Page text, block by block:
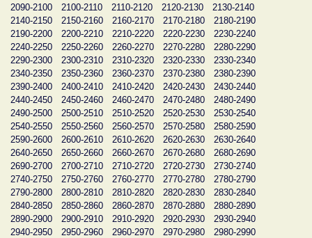
2090-2100
2100-2110 2110-2120 2120-2130
2130-2140
2140-2150
2150-2160 2160-2170 2170-2180
2180-2190
2190-2200
2200-2210 2210-2220 2220-2230
2230-2240
2240-2250
2250-2260 2260-2270 2270-2280
2280-2290
2290-2300
2300-2310 2310-2320 2320-2330
2330-2340
2340-2350
2350-2360 2360-2370 2370-2380
2380-2390
2390-2400
2400-2410 2410-2420 2420-2430
2430-2440
2440-2450
2450-2460 2460-2470 2470-2480
2480-2490
2490-2500
2500-2510 2510-2520 2520-2530
2530-2540
2540-2550
2550-2560 2560-2570 2570-2580
2580-2590
2590-2600
2600-2610 2610-2620 2620-2630
2630-2640
2640-2650
2650-2660 2660-2670 2670-2680
2680-2690
2690-2700
2700-2710 2710-2720 2720-2730
2730-2740
2740-2750
2750-2760 2760-2770 2770-2780
2780-2790
2790-2800
2800-2810 2810-2820 2820-2830
2830-2840
2840-2850
2850-2860 2860-2870 2870-2880
2880-2890
2890-2900
2900-2910 2910-2920 2920-2930
2930-2940
2940-2950
2950-2960 2960-2970 2970-2980
2980-2990